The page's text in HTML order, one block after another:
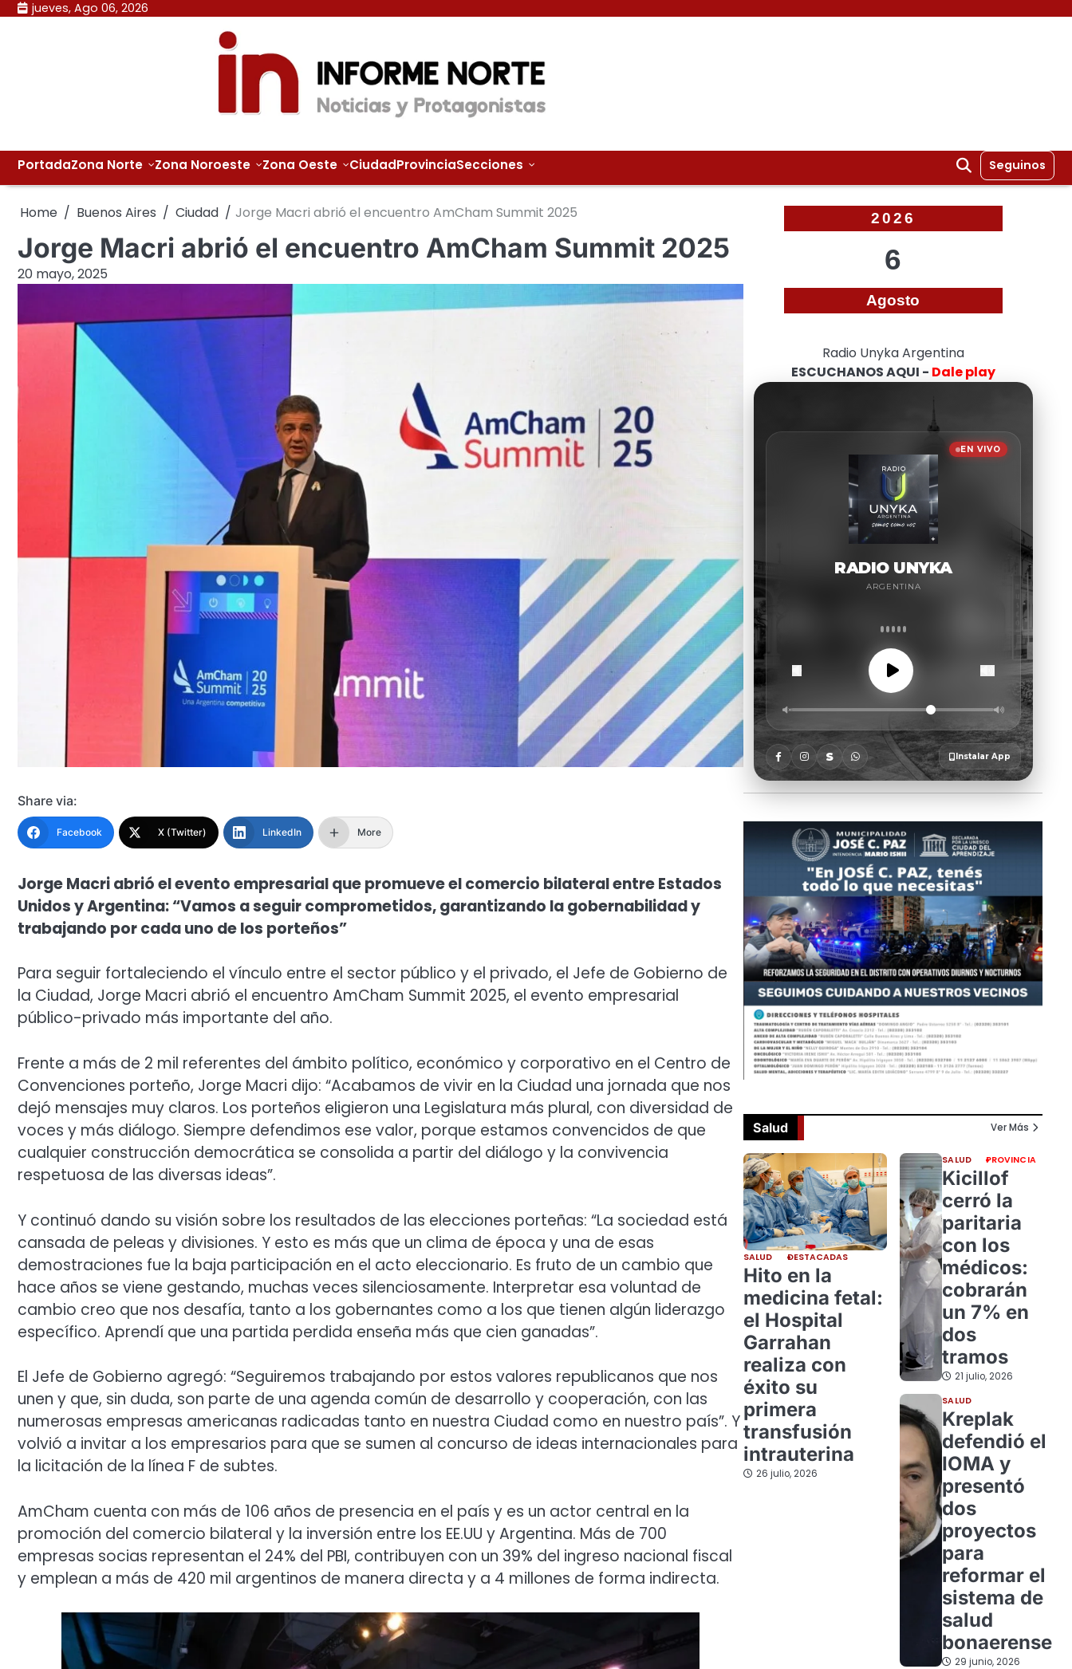
Skip jueves, Ago 06, 2026
PortadaZona Norte Zona Noroeste Zona Oeste CiudadProvinciaSecciones Seguinos
Home Buenos Aires Ciudad Jorge Macri abrió el encuentro AmCham Summit 2025
Jorge Macri abrió el encuentro AmCham Summit 2025
20 mayo, 2025
Share via:
Facebook X (Twitter) LinkedIn More
Jorge Macri abrió el evento empresarial que promueve el comercio bilateral entre Estados
Unidos y Argentina: “Vamos a seguir comprometidos, garantizando la gobernabilidad y
trabajando por cada uno de los porteños”
Para seguir fortaleciendo el vínculo entre el sector público y el privado, el Jefe de Gobierno de
la Ciudad, Jorge Macri abrió el encuentro AmCham Summit 2025, el evento empresarial
público-privado más importante del año.
Frente a más de 2 mil referentes del ámbito político, económico y corporativo en el Centro de
Convenciones porteño, Jorge Macri dijo: “Acabamos de vivir en la Ciudad una jornada que nos
dejó mensajes muy claros. Los porteños eligieron una Legislatura más plural, con diversidad de
voces y más diálogo. Siempre defendimos ese valor, porque estamos convencidos de que
cualquier construcción democrática se consolida a partir del diálogo y la convivencia
respetuosa de las diversas ideas”.
Y continuó dando su visión sobre los resultados de las elecciones porteñas: “La sociedad está
cansada de peleas y divisiones. Y esto es más que un clima de época y una de esas
demostraciones fue la baja participación en el acto eleccionario. Es fruto de un cambio que
hace años se viene gestando, muchas veces silenciosamente. Interpretar esa voluntad de
cambio creo que nos desafía, tanto a los gobernantes como a los que tienen algún liderazgo
específico. Aprendí que una partida perdida enseña más que cien ganadas”.
El Jefe de Gobierno agregó: “Seguiremos trabajando por estos valores republicanos que nos
unen y que, sin duda, son parte de una agenda común de desarrollo y cooperación, con las
numerosas empresas americanas radicadas tanto en nuestra Ciudad como en nuestro país”. Y
volvió a invitar a los empresarios para que se sumen al concurso de ideas internacionales para
la licitación de la línea F de subtes.
AmCham cuenta con más de 106 años de presencia en el país y es un actor central en la
promoción del comercio bilateral y la inversión entre los EE.UU y Argentina. Más de 700
empresas socias representan el 24% del PBI, contribuyen con un 39% del ingreso nacional fiscal
y emplean a más de 420 mil argentinos de manera directa y a 4 millones de forma indirecta.
2026
6
Agosto
Radio Unyka Argentina
ESCUCHANOS AQUI - Dale play
Salud Ver Más
SALUD DESTACADAS
Hito en la
medicina fetal:
el Hospital
Garrahan
realiza con
éxito su
primera
transfusión
intrauterina
26 julio, 2026
SALUD PROVINCIA
Kicillof
cerró la
paritaria
con los
médicos:
cobrarán
un 7% en
dos
tramos
21 julio, 2026
SALUD
Kreplak
defendió el
IOMA y
presentó
dos
proyectos
para
reformar el
sistema de
salud
bonaerense
29 junio, 2026